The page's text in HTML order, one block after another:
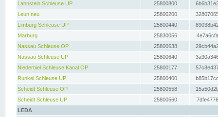
Lahnstein Schleuse UP
25800800
Leun neu
25800200
Limburg Schleuse UP
25800440
Marburg
25830056
Nassau Schleuse OP
25800638
Nassau Schleuse UP
25800640
Niederbiel Schleuse Kanal OP
25800177
Runkel Schleuse UP
25800400
Scheidt Schleuse OP
25800558
Scheidt Schleuse UP
25800560
LEDA